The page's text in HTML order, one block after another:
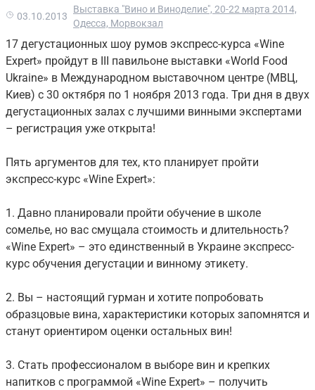
03.10.2013
Выставка "Вино и Виноделие", 20-22 марта 2014,
Одесса, Морвокзал
17 дегустационных шоу румов экспресс-курса «Wine
Expert» пройдут в ІІІ павильоне выставки «World Food
Ukraine» в Международном выставочном центре (МВЦ,
Киев) с 30 октября по 1 ноября 2013 года. Три дня в двух
дегустационных залах с лучшими винными экспертами
– регистрация уже открыта!
Пять аргументов для тех, кто планирует пройти
экспресс-курс «Wine Expert»:
1. Давно планировали пройти обучение в школе
сомелье, но вас смущала стоимость и длительность?
«Wine Expert» – это единственный в Украине экспресс-
курс обучения дегустации и винному этикету.
2. Вы – настоящий гурман и хотите попробовать
образцовые вина, характеристики которых запомнятся и
станут ориентиром оценки остальных вин!
3. Стать профессионалом в выборе вин и крепких
напитков с программой «Wine Expert» – получить